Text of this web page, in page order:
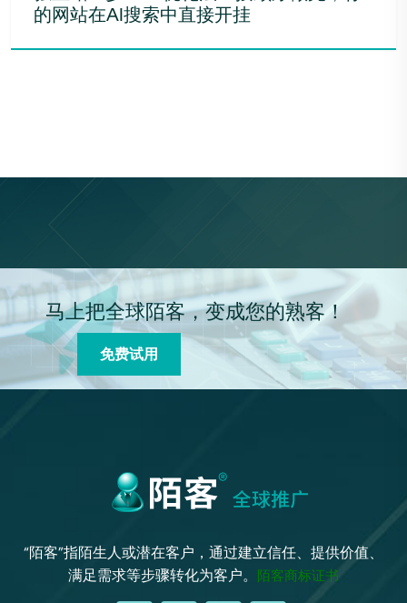
的网站在AI搜索中直接开挂
马上把全球陌客，变成您的熟客！
免费试用
“陌客”指陌生人或潜在客户，通过建立信任、提供价值、
满足需求等步骤转化为客户。 陌客商标证书